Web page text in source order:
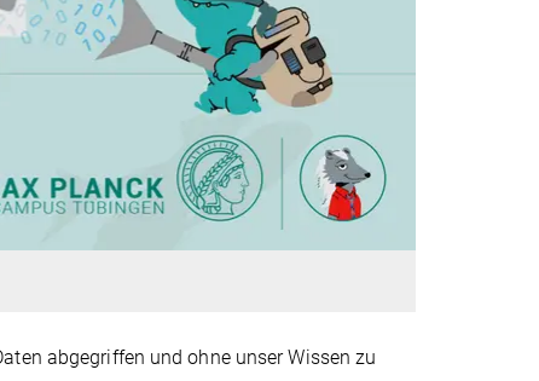
abgegriffen und ohne unser Wissen zu